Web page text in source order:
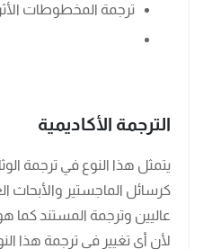
ترجمة المخطوطات
الترجمة الأكاديمية
يتمثل هذا النوع في ترجمة
كرسائل الماجستير والأبحاث
عاليين وترجمة المستند كما
لأن أي تغيير في ترجمة هذا